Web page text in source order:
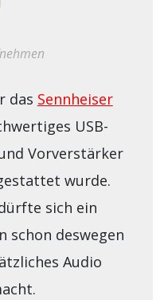
das Sennheiser
USB-
Vorverstärker
wurde.
sich ein
schon deswegen
Audio